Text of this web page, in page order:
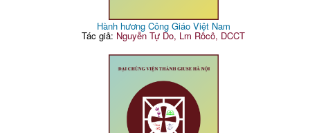
Hành hương Công Giáo Việt Nam
Tác giả: Nguyễn Tự Do, Lm Rôcô, DCCT